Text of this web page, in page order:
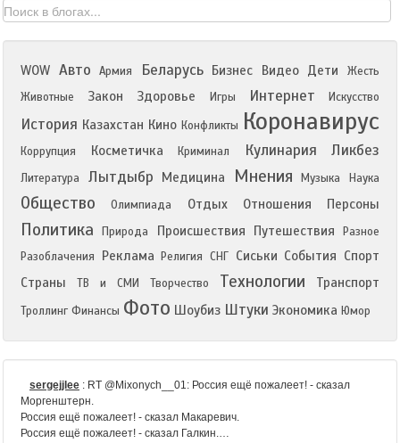
WOW Авто Армия Беларусь Бизнес Видео Дети
Жесть
Животные
Закон Здоровье Игры Интернет Искусство
История Казахстан Кино Конфликты Коронавирус
Коррупция Косметичка Криминал Кулинария Ликбез
Литература Лытдыбр Медицина Мнения Музыка Наука
Общество Олимпиада Отдых Отношения Персоны
Политика Природа Происшествия Путешествия
Разное
Разоблачения
Реклама Религия СНГ Сиськи События Спорт
Страны
ТВ и СМИ Творчество Технологии Транспорт
Троллинг Финансы Фото Шоубиз Штуки Экономика Юмор
sergejjlee : RT @Mixonych__01: Россия ещё пожалеет! - сказал
Моргенштерн.
Россия ещё пожалеет! - сказал Макаревич.
Россия ещё пожалеет! - сказал Галкин.…